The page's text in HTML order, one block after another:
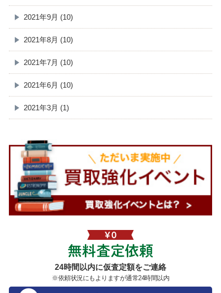
2021年9月 (10)
2021年8月 (10)
2021年7月 (10)
2021年6月 (10)
2021年3月 (1)
24時間以内に仮査定額をご連絡
※依頼状況にもよりますが通常24時間以内